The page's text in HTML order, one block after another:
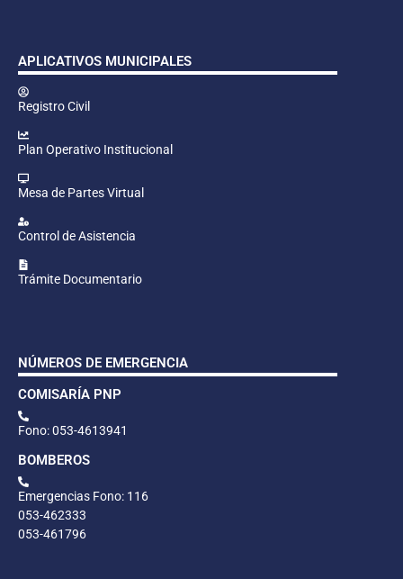
APLICATIVOS MUNICIPALES
Registro Civil
Plan Operativo Institucional
Mesa de Partes Virtual
Control de Asistencia
Trámite Documentario
NÚMEROS DE EMERGENCIA
COMISARÍA PNP
Fono: 053-4613941
BOMBEROS
Emergencias Fono: 116
053-462333
053-461796